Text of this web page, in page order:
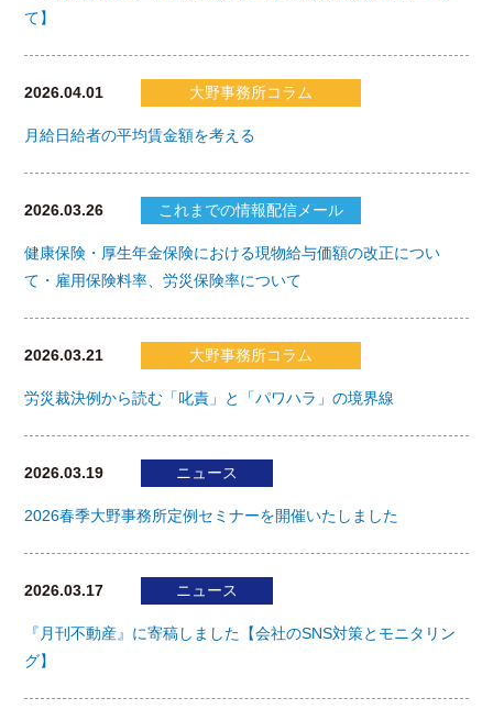
て】
2026.04.01 大野事務所コラム
月給日給者の平均賃金額を考える
2026.03.26 これまでの情報配信メール
健康保険・厚生年金保険における現物給与価額の改正につい
て・雇用保険料率、労災保険率について
2026.03.21 大野事務所コラム
労災裁決例から読む「叱責」と「パワハラ」の境界線
2026.03.19 ニュース
2026春季大野事務所定例セミナーを開催いたしました
2026.03.17 ニュース
『月刊不動産』に寄稿しました【会社のSNS対策とモニタリン
グ】